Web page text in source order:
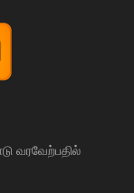
வரவேற்பதில்